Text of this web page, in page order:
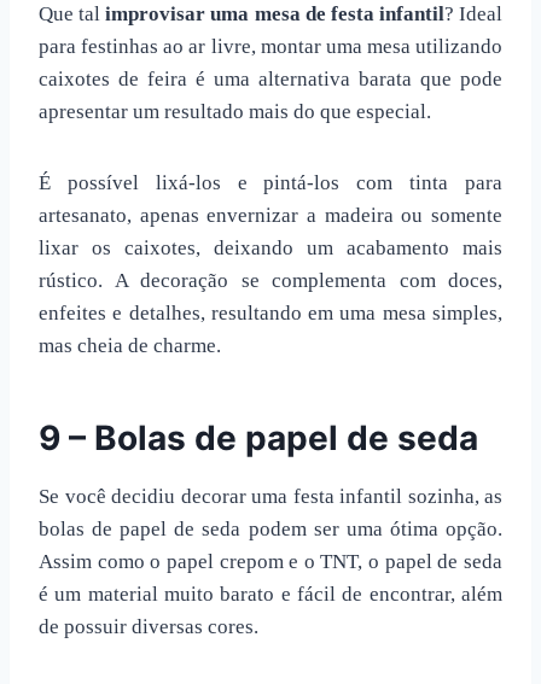
Que talimprovisar uma mesa de festa infantil? Ideal
para festinhas ao ar livre, montar uma mesa utilizando
caixotes de feira é uma alternativa barata que pode
apresentar um resultado mais do que especial.
É possível lixá-los e pintá-los com tinta para
artesanato, apenas envernizar a madeira ou somente
lixar os caixotes, deixando um acabamento mais
rústico. A decoração se complementa com doces,
enfeites e detalhes, resultando em uma mesa simples,
mas cheia de charme.
9 – Bolas de papel de seda
Se você decidiu decorar uma festa infantil sozinha, as
bolas de papel de seda podem ser uma ótima opção.
Assim como o papel crepom e o TNT, o papel de seda
é um material muito barato e fácil de encontrar, além
de possuir diversas cores.